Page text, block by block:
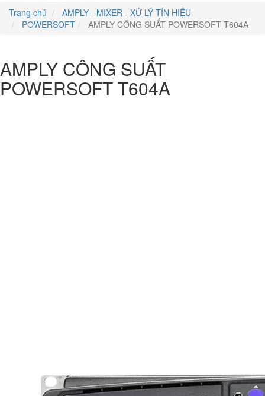
Trang chủ
AMPLY - MIXER - XỬ LÝ TÍN HIỆU
POWERSOFT
AMPLY CÔNG SUẤT POWERSOFT T604A
AMPLY CÔNG SUẤT
POWERSOFT T604A